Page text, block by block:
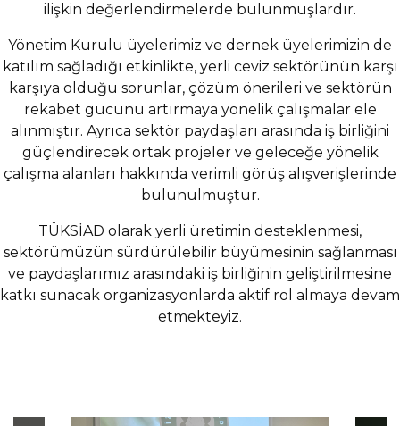
ilişkin değerlendirmelerde bulunmuşlardır.
Yönetim Kurulu üyelerimiz ve dernek üyelerimizin de
katılım sağladığı etkinlikte, yerli ceviz sektörünün karşı
karşıya olduğu sorunlar, çözüm önerileri ve sektörün
rekabet gücünü artırmaya yönelik çalışmalar ele
alınmıştır. Ayrıca sektör paydaşları arasında iş birliğini
güçlendirecek ortak projeler ve geleceğe yönelik
çalışma alanları hakkında verimli görüş alışverişlerinde
bulunulmuştur.
TÜKSİAD olarak yerli üretimin desteklenmesi,
sektörümüzün sürdürülebilir büyümesinin sağlanması
ve paydaşlarımız arasındaki iş birliğinin geliştirilmesine
katkı sunacak organizasyonlarda aktif rol almaya devam
etmekteyiz.